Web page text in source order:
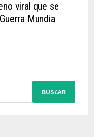
viral que se
Mundial